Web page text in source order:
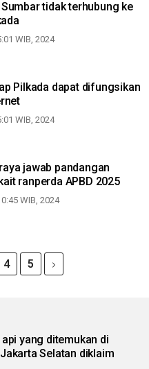
Sumbar tidak terhubung ke
WIB, 2024
Pilkada dapat difungsikan
WIB, 2024
jawab pandangan
ranperda APBD 2025
WIB, 2024
4 5
yang ditemukan di
Selatan diklaim